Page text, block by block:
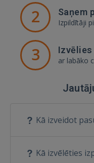
2 Saņem
Izpildītāji
3 ar labāko
Kā izveidot
Kā izvēlēties